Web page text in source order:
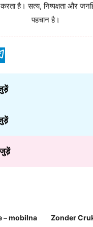
है। सत्य, निष्पक्षता और
पहचान है।
जुड़ें
– mobilna
Zonder